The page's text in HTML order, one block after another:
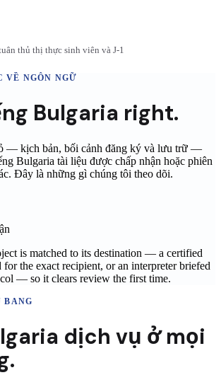
thủ thị thực sinh viên và J-1
VỀ NGÔN NGỮ
Bulgaria right.
— kịch bản, bối cảnh đăng ký và lưu trữ —
Bulgaria tài liệu được chấp nhận hoặc phiên
Đây là những gì chúng tôi theo dõi.
is matched to its destination — a certified
for the exact recipient, or an interpreter briefed
— so it clears review the first time.
BANG
dịch vụ ởmọi